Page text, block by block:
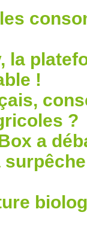
la
!
?
a